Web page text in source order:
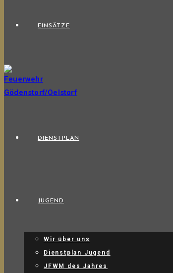
EINSÄTZE
DIENSTPLAN
JUGEND
Wir über uns
Dienstplan Jugend
JFWM des Jahres